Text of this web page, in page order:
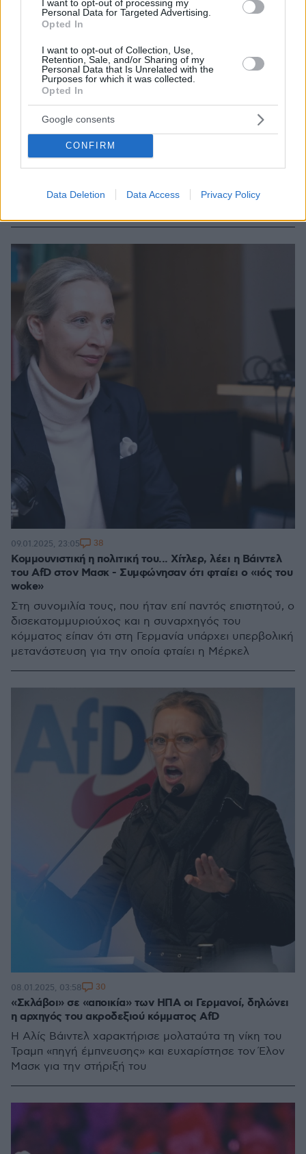
I want to opt-out of processing my
Personal Data for Targeted Advertising.
Opted In
I want to opt-out of Collection, Use,
Retention, Sale, and/or Sharing of my
Personal Data that Is Unrelated with the
Purposes for which it was collected.
Opted In
Google consents
CONFIRM
Data Deletion Data Access Privacy Policy
Όσα είπαν Βάιντελ και Μασκ: Ο «κομμουνιστής» Χίτλερ,
το AfD φαβορί, Άρης και εξωγήινοι - Οι 9 θεματικές
που ξεχώρισαν
Η συζήτηση στο Χ συγκέντρωσε πάνω από 3,5 εκατ.
κυρώσεων από την ΕΕ - Τι είπαν για τον Θεό και τον
Κομμουνιστική η πολιτική του... Χίτλερ, λέει η Βάιντελ
του AfD στον Μασκ - Συμφώνησαν ότι φταίει ο «ιός του
woke»
Στη συνομιλία τους, που ήταν επί παντός επιστητού, ο
δισεκατομμυριούχος και η συναρχηγός του
κόμματος είπαν ότι στη Γερμανία υπάρχει υπερβολική
μετανάστευση για την οποία φταίει η Μέρκελ
09.01.2025, 23:05 38
«Σκλάβοι» σε «αποικία» των ΗΠΑ οι Γερμανοί, δηλώνει
η αρχηγός του ακροδεξιού κόμματος AfD
Η Αλίς Βάιντελ χαρακτήρισε μολαταύτα τη νίκη του
Τραμπ «πηγή έμπνευσης» και ευχαρίστησε τον Έλον
Μασκ για την στήριξή του
08.01.2025, 03:58 30